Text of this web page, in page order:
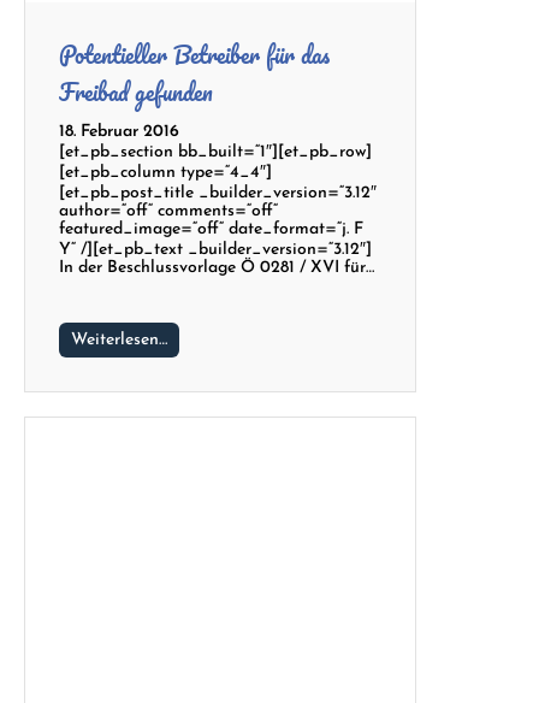
Potentieller Betreiber für das
Freibad gefunden
18. Februar 2016
[et_pb_section bb_built=“1″][et_pb_row]
[et_pb_column type=“4_4″]
[et_pb_post_title _builder_version=“3.12″
author=“off“ comments=“off“
featured_image=“off“ date_format=“j. F
Y“ /][et_pb_text _builder_version=“3.12″]
In der Beschlussvorlage Ö 0281 / XVI für…
Weiterlesen…